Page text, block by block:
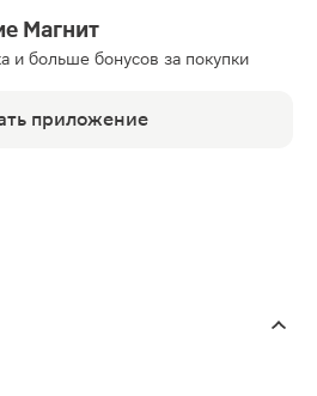
Магнит
и больше бонусов за покупки
приложение